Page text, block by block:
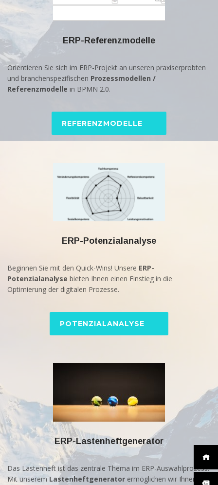
ERP-Referenzmodelle
Orientieren Sie sich im ERP-Projekt an unseren praxiserprobten
und branchenspezifischen Prozessmodellen /
Referenzmodelle in BPMN 2.0.
REFERENZMODELLE
ERP-Potenzialanalyse
Beginnen Sie mit den Quick-Wins! Unsere ERP-
Potenzialanalyse bieten Ihnen einen Einstieg in die
Optimierung der digitalen Prozesse.
POTENZIALANALYSE
ERP-Lastenheftgenerator
Das Lastenheft ist das zentrale Thema im ERP-Auswahlprozess.
Mit unserem Lastenheftgenerator ermöglichen wir Ihnen den